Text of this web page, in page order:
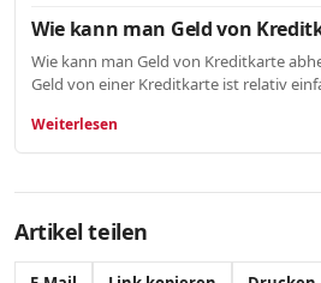
Wie kann man Geld von
Wie kann man Geld von Kreditkarte
Geld von einer Kreditkarte ist relativ
Weiterlesen
Artikel teilen